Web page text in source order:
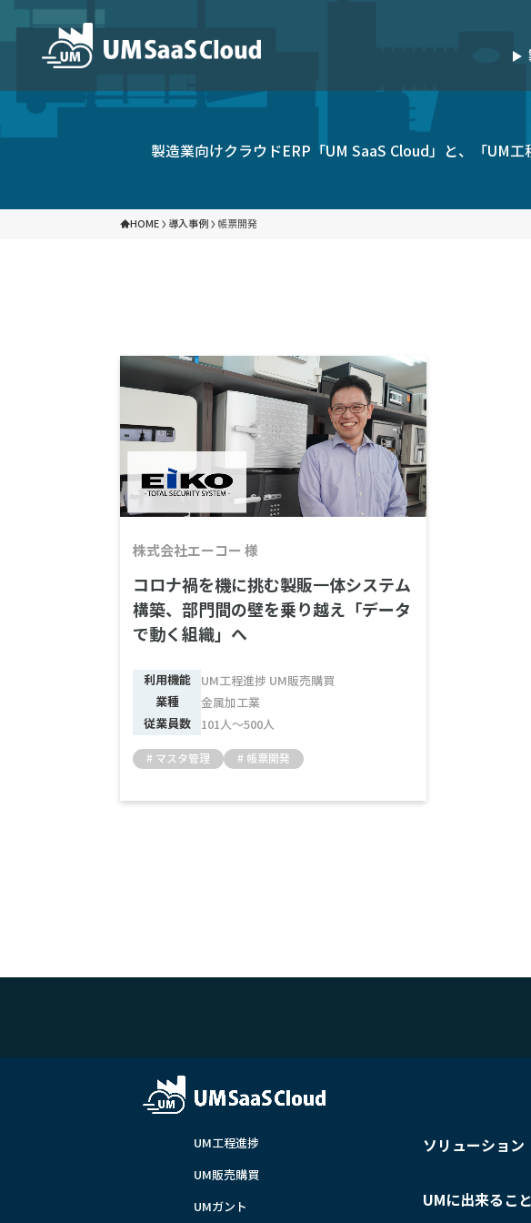
製品
クラウド販売・購買管
ソリューション
中堅企業向けクラウドERP 中小企業向けクラウド
パートナープログラム
UM SaaS Cloudは、各分野で専門性と実績を持つ多様なパートナー
しています。パートナー企業との協力により、お客様のDX推進やビ
製造業向けクラウドERP「UM SaaS Cloud」と、「UM
HOME 導入事例 帳票開発
株式会社エーコー 様
コロナ禍を機に挑む製販一体システム
構築、部門間の壁を乗り越え「データ
で動く組織」へ
利用機能
UM工程進捗 UM販売購買
業種
金属加工業
従業員数
101人～500人
# マスタ管理 # 帳票開発
UM工程進捗
UM販売購買
UMガント
ソリューション
UMに出来ること